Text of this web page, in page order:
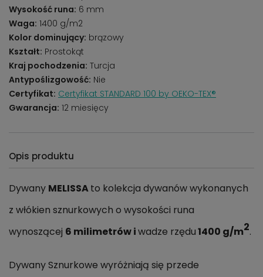
Wysokość runa: 6 mm
Waga: 1400 g/m2
Kolor dominujący: brązowy
Kształt: Prostokąt
Kraj pochodzenia: Turcja
Antypoślizgowość: Nie
Certyfikat: Certyfikat STANDARD 100 by OEKO-TEX®
Gwarancja: 12 miesięcy
Opis produktu
Dywany MELISSAto kolekcja dywanów wykonanych
z włókien sznurkowych o wysokości runa
wynoszącej 6 milimetrów iwadze rzędu1400 g/m2.
Dywany Sznurkowe wyróżniają się przede